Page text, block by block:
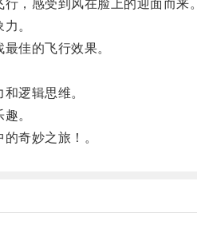
，感受到风在脸上的迎面而来。
。
佳的飞行效果。
逻辑思维。
。
奇妙之旅！。